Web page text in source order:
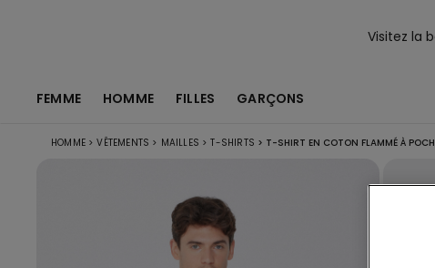
Visitez la
FEMME HOMME FILLES GARÇONS
HOMME > VÊTEMENTS > MAILLES > T-SHIRTS > T-SHIRT EN COTON FLAMMÉ À